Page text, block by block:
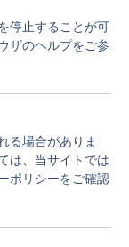
停止することが可
ザのヘルプをご参
る場合がありま
は、当サイトでは
ポリシーをご確認